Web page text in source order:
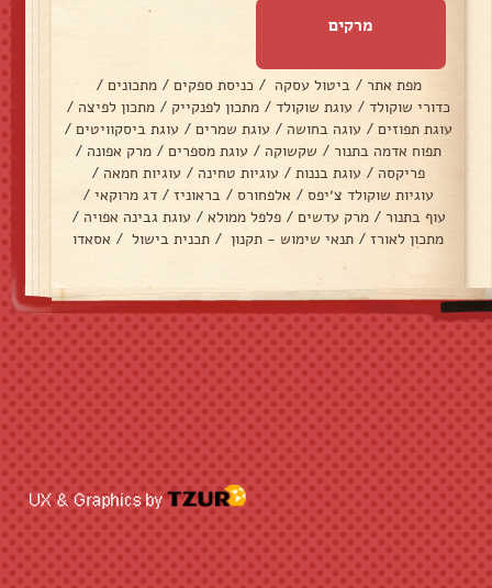
מרקים
מפת אתר / ביטול עסקה / כניסת ספקים / מתכונים /
כדורי שוקולד / עוגת שוקולד / מתכון לפנקייק / מתכון לפיצה /
עוגת תפוזים / עוגה בחושה / עוגת שמרים / עוגת ביסקוויטים /
תפוח אדמה בתנור / שקשוקה / עוגת מספרים / מרק אפונה /
פריקסה / עוגת בננות / עוגיות טחינה / עוגיות חמאה /
עוגיות שוקולד צ׳יפס / אלפחורס / בראוניז / דג מרוקאי /
עוף בתנור / מרק עדשים / פלפל ממולא / עוגת גבינה אפויה /
מתכון לאורז / תנאי שימוש - תקנון / תכנית בישול / אסאדו